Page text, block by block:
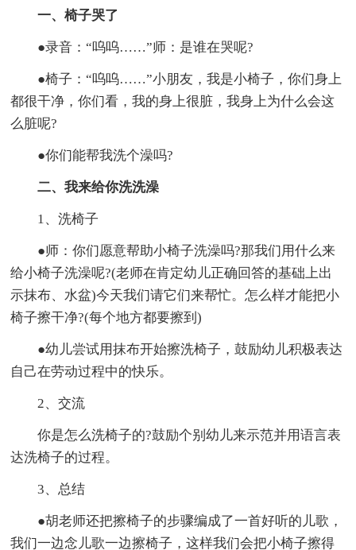
一、椅子哭了
●录音：“呜呜……”师：是谁在哭呢?
●椅子：“呜呜……”小朋友，我是小椅子，你们身上
都很干净，你们看，我的身上很脏，我身上为什么会这
么脏呢?
●你们能帮我洗个澡吗?
二、我来给你洗洗澡
1、洗椅子
●师：你们愿意帮助小椅子洗澡吗?那我们用什么来
给小椅子洗澡呢?(老师在肯定幼儿正确回答的基础上出
示抹布、水盆)今天我们请它们来帮忙。怎么样才能把小
椅子擦干净?(每个地方都要擦到)
●幼儿尝试用抹布开始擦洗椅子，鼓励幼儿积极表达
自己在劳动过程中的快乐。
2、交流
你是怎么洗椅子的?鼓励个别幼儿来示范并用语言表
达洗椅子的过程。
3、总结
●胡老师还把擦椅子的步骤编成了一首好听的儿歌，
我们一边念儿歌一边擦椅子，这样我们会把小椅子擦得